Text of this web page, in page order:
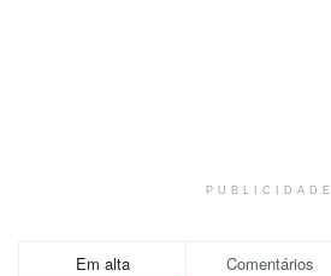
PUBLICIDADE
Em alta Comentários